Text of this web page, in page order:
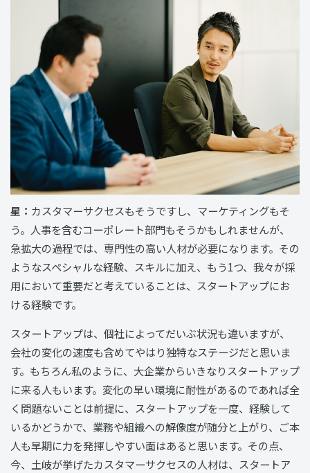
星： カスタマーサクセスもそうですし、マーケティングもそ
う。人事を含むコーポレート部門もそうかもしれませんが、
急拡大の過程では、専門性の高い人材が必要になります。その
ようなスペシャルな経験、スキルに加え、もう1つ、我々が採
用において重要だと考えていることは、スタートアップにお
ける経験です。
スタートアップは、個社によってだいぶ状況も違いますが、
会社の変化の速度も含めてやはり独特なステージだと思いま
す。もちろん私のように、大企業からいきなりスタートアップ
に来る人もいます。変化の早い環境に耐性があるのであれば全
く問題ないことは前提に、スタートアップを一度、経験して
いるかどうかで、業務や組織への解像度が随分と上がり、ご本
人も早期に力を発揮しやすい面はあると思います。その点、
今、土岐が挙げたカスタマーサクセスの人材は、スタートア